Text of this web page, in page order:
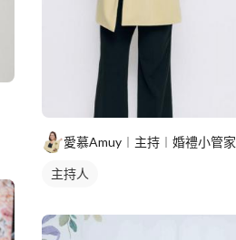
愛慕Amuy︱主持︱婚禮小管家
主持人